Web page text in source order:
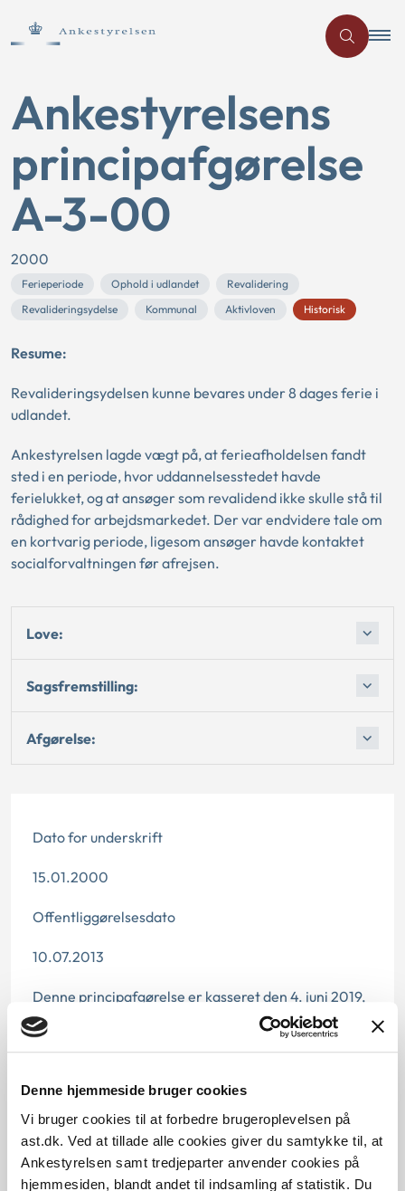
Denne hjemmeside bruger cookies
Vi bruger cookies til at forbedre brugeroplevelsen på
ast.dk. Ved at tillade alle cookies giver du samtykke til, at
Ankestyrelsen samt tredjeparter anvender cookies på
hjemmesiden, blandt andet til indsamling af statistik. Du
Ankestyrelsens
principafgørelse
A-3-00
2000
Ferieperiode Ophold i udlandet
Revalidering
Revalideringsydelse
Kommunal Aktivloven Historisk
Resume:
Revalideringsydelsen kunne bevares under 8 dages ferie i
udlandet.
Ankestyrelsen lagde vægt på, at ferieafholdelsen fandt
sted i en periode, hvor uddannelsesstedet havde
ferielukket, og at ansøger som revalidend ikke skulle stå til
rådighed for arbejdsmarkedet. Der var endvidere tale om
en kortvarig periode, ligesom ansøger havde kontaktet
socialforvaltningen før afrejsen.
Love:
Sagsfremstilling:
Afgørelse:
Dato for underskrift
15.01.2000
Offentliggørelsesdato
10.07.2013
Denne principafgørelse er kasseret den 4. juni 2019,
da der er kommet nye regler på området den
1.4.2012.
§ 5
Journalnummer J.nr.: 200427-99